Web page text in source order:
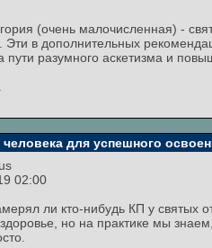
(очень малочисленная) -
Эти в дополнительных
пути разумного аскетизма и
человека для успешного
02:00
ли кто-нибудь КП у святых
но на практике мы